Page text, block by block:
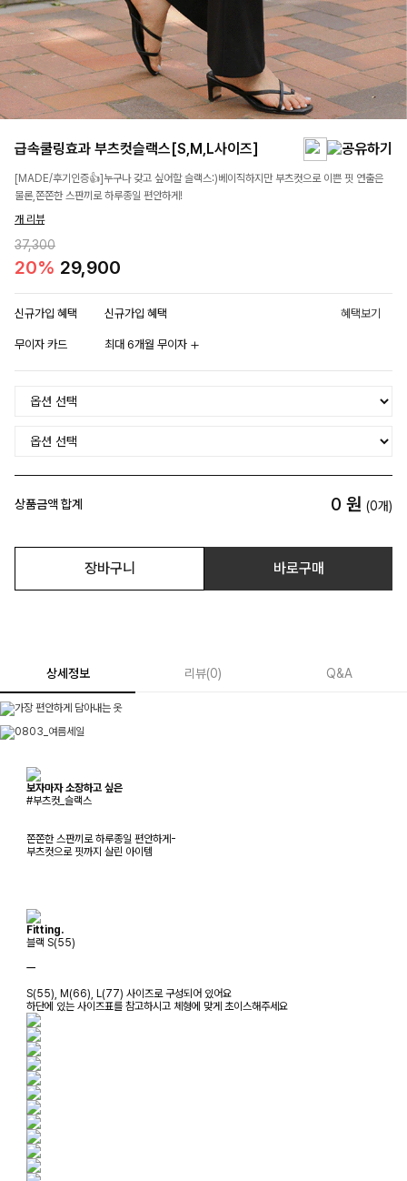
급속쿨링효과 부츠컷슬랙스[S,M,L사이즈]
[MADE/후기인증👍]누구나 갖고 싶어할 슬랙스:)베이직하지만 부츠컷으로 이쁜 핏 연출은
물론,쫀쫀한 스판끼로 하루종일 편안하게!
개 리뷰
37,300
20% 29,900
신규가입 혜택 신규가입 혜택 혜택보기
무이자 카드 최대 6개월 무이자
상품금액 합계 0 원 (0개)
장바구니 바로구매
상세정보 리뷰(0) Q&A
보자마자 소장하고 싶은
#부츠컷_슬랙스
쫀쫀한 스판끼로 하루종일 편안하게-
부츠컷으로 핏까지 살린 아이템
Fitting.
블랙 S(55)
ㅡ
S(55), M(66), L(77) 사이즈로 구성되어 있어요
하단에 있는 사이즈표를 참고하시고 체형에 맞게 초이스해주세요